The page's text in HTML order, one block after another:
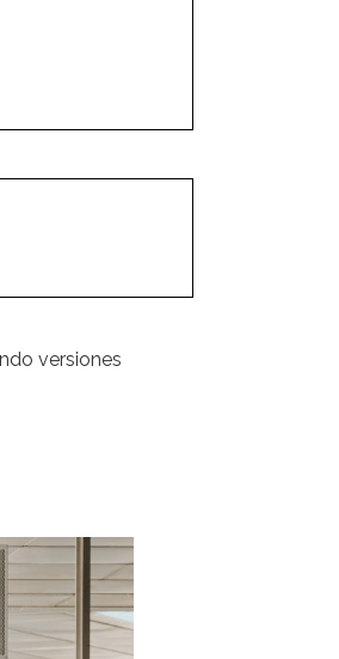
versiones